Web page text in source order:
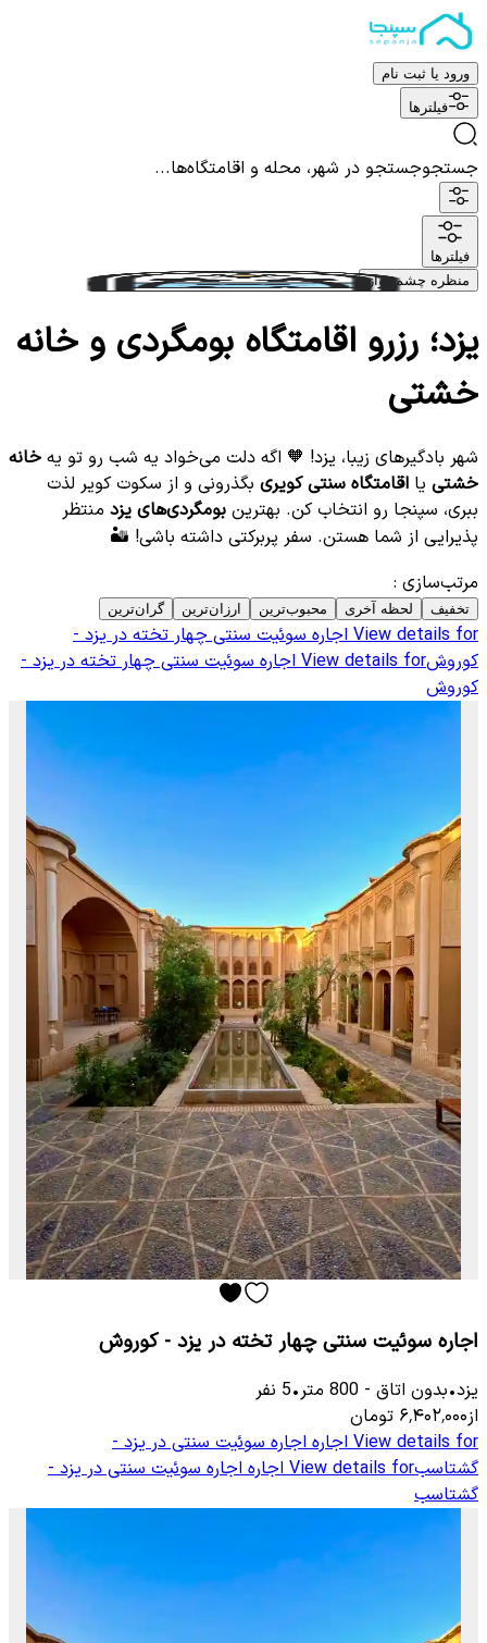
ورود یا ثبت نام
فیلترها
جستجوجستجو در شهر، محله و اقامتگاه‌ها...
فیلترها
منظره چشم نواز
یزد؛ رزرو اقامتگاه بومگردی و خانه
خشتی
شهر بادگیرهای زیبا، یزد! 🧡 اگه دلت می‌خواد یه شب رو تو یه خانه
خشتی یا اقامتگاه سنتی کویری بگذرونی و از سکوت کویر لذت
ببری، سپنجا رو انتخاب کن. بهترین بومگردی‌های یزد منتظر
پذیرایی از شما هستن. سفر پربرکتی داشته باشی! 🏜️
مرتب‌سازی :
تخفیف لحظه آخری محبوب‌ترین ارزان‌ترین گران‌ترین
View details for اجاره سوئیت سنتی چهار تخته در یزد -
کوروشView details for اجاره سوئیت سنتی چهار تخته در یزد -
کوروش
اجاره سوئیت سنتی چهار تخته در یزد - کوروش
یزد•بدون اتاق -
800 متر•
5 نفر
از۶٬۴۰۲٬۰۰۰ تومان
View details for اجاره اجاره سوئیت سنتی در یزد -
گشتاسبView details for اجاره اجاره سوئیت سنتی در یزد -
گشتاسب